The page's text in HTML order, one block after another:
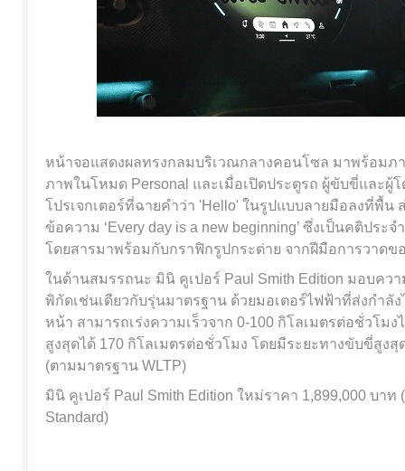
หน้าจอแสดงผลทรงกลมบริเวณกลางคอนโซล มาพร้อมภ
ภาพในโหมด Personal และเมื่อเปิดประตูรถ ผู้ขับขี่และผู้
โปรเจกเตอร์ที่ฉายคำว่า 'Hello' ในรูปแบบลายมือลงที่พื้น
ข้อความ ‘Every day is a new beginning’ ซึ่งเป็นคติป
โดยสารมาพร้อมกับกราฟิกรูปกระต่าย จากฝีมือการวาดข
ในด้านสมรรถนะ มินิ คูเปอร์ Paul Smith Edition มอบควา
พิกัดเช่นเดียวกับรุ่นมาตรฐาน ด้วยมอเตอร์ไฟฟ้าที่ส่งกำลั
หน้า สามารถเร่งความเร็วจาก 0-100 กิโลเมตรต่อชั่วโมง
สูงสุดได้ 170 กิโลเมตรต่อชั่วโมง โดยมีระยะทางขับขี่สูง
(ตามมาตรฐาน WLTP)
มินิ คูเปอร์ Paul Smith Edition ใหม่ราคา 1,899,000 บา
Standard)